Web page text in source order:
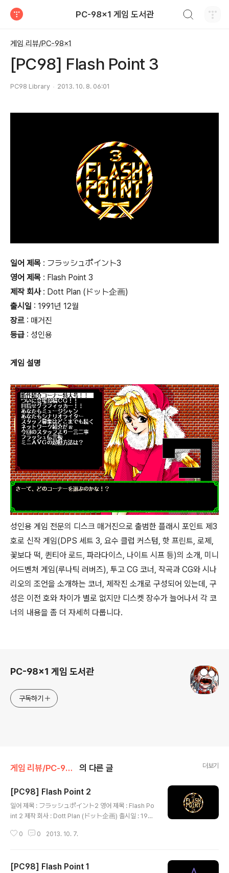
PC-98x1 게임 도서관
게임 리뷰/PC-98x1
[PC98] Flash Point 3
PC98 Library 2013. 10. 8. 06:01
일어 제목 : フラッシュポイント3
영어 제목 : Flash Point 3
제작 회사: Dott Plan (ドット企画)
출시일 : 1991년 12월
장르 : 매거진
등급 : 성인용
게임 설명
성인용 게임 전문의 디스크 매거진으로 출범한 플래시 포인트 제3
호로 신작 게임(DPS 세트 3, 요수 클럽 커스텀, 핫 프린트, 로제,
꽃보다 떡, 퀸티아 로드, 파라다이스, 나이트 시프 등)의 소개, 미니
어드벤처 게임(루나틱 러버즈), 투고 CG 코너, 작곡과 CG와 시나
리오의 조언을 소개하는 코너, 제작진 소개로 구성되어 있는데, 구
성은 이전 호와 차이가 별로 없지만 디스켓 장수가 늘어나서 각 코
너의 내용을 좀 더 자세히 다룹니다.
PC-98x1 게임 도서관
구독하기
게임 리뷰/PC-98x1 의 다른 글 더보기
[PC98] Flash Point 2
일어 제목 : フラッシュポイント2 영어 제목 : Flash Po
int 2 제작 회사 : Dott Plan (ドット企画) 출시일 : 1991
전문의 디스크 매거진으로 출범한 플래시 포인트 제2호로
(Luna), 작곡과 CG와 시나리오의 조언을 소개하는 코너,
0 0 2013. 10. 7.
[PC98] Flash Point 1